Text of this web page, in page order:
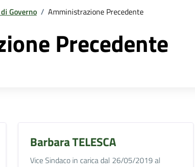
Governo / Amministrazione Precedente
Precedente
Barbara TELESCA
Vice Sindaco in carica dal 26/05/2019 al